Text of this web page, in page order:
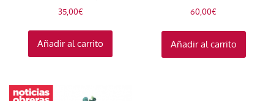
35,00€
Añadir al carrito
60,00€
Añadir al carrito